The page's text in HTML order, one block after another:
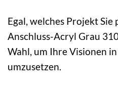
Egal, welches Projekt Sie
Anschluss-Acryl Grau
Wahl, um Ihre Visionen
umzusetzen.